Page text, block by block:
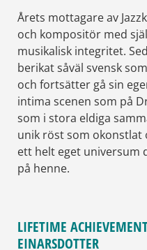
Årets mottagare av
och kompositör med
musikalisk integritet.
berikat såväl svensk
och fortsätter gå sin
intima scenen som på
som i stora eldiga
unik röst som okonstlat
ett helt eget universum
på henne.
LIFETIME
EINARSDOTTER